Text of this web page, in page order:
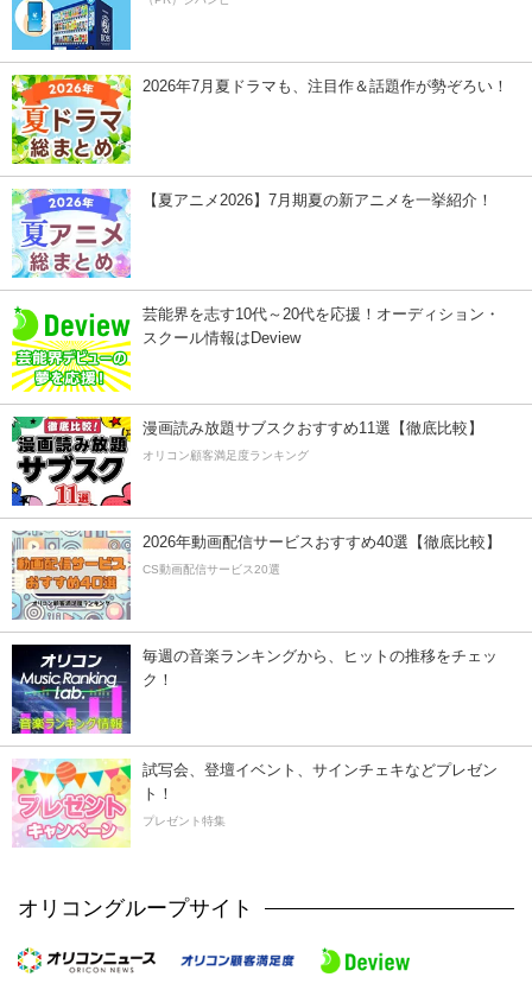
2026年7月夏ドラマも、注目作＆話題作が勢ぞろい！
【夏アニメ2026】7月期夏の新アニメを一挙紹介！
芸能界を志す10代～20代を応援！オーディション・
スクール情報はDeview
漫画読み放題サブスクおすすめ11選【徹底比較】
オリコン顧客満足度ランキング
2026年動画配信サービスおすすめ40選【徹底比較】
CS動画配信サービス20選
毎週の音楽ランキングから、ヒットの推移をチェッ
ク！
試写会、登壇イベント、サインチェキなどプレゼン
ト！
プレゼント特集
オリコングループサイト